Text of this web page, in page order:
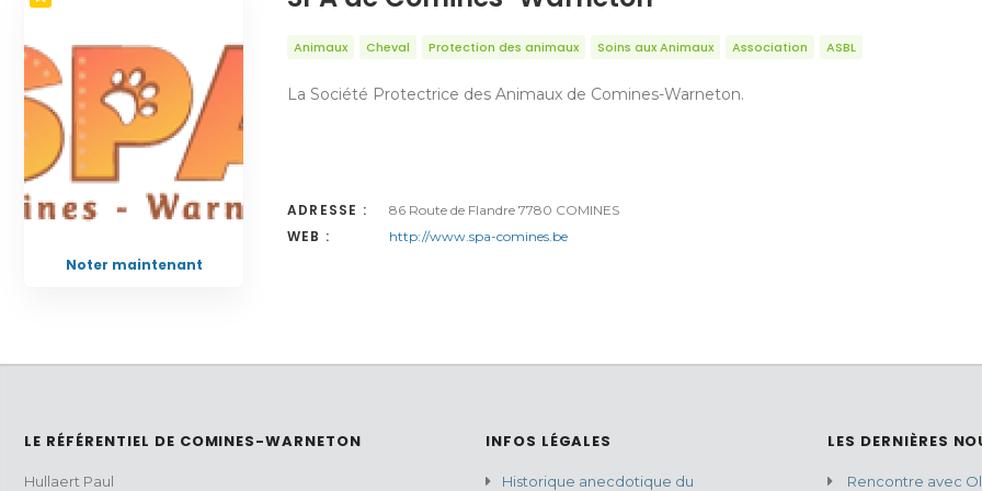
Noter maintenant
Animaux Cheval Protection des animaux Soins aux Animaux Association ASBL
La Société Protectrice des Animaux de Comines-Warneton.
ADRESSE : 86 Route de Flandre 7780 COMINES
WEB : http://www.spa-comines.be
LE RÉFÉRENTIEL DE COMINES-WARNETON
Hullaert Paul
INFOS LÉGALES
Historique anecdotique du
LES DERNIÈRES
Rencontre avec